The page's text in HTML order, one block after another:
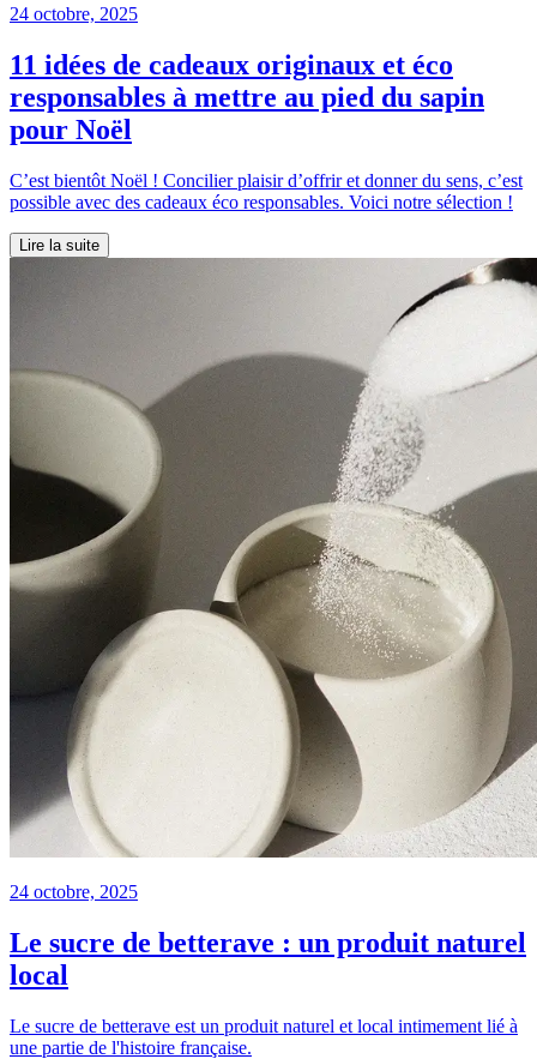
24 octobre, 2025
11 idées de cadeaux originaux et éco
responsables à mettre au pied du sapin
pour Noël
C’est bientôt Noël ! Concilier plaisir d’offrir et donner du sens, c’est
possible avec des cadeaux éco responsables. Voici notre sélection !
Lire la suite
24 octobre, 2025
Le sucre de betterave : un produit naturel
local
Le sucre de betterave est un produit naturel et local intimement lié à
une partie de l'histoire française.